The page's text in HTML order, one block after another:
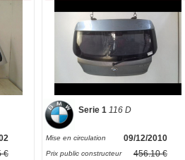
€
Serie 1 116 D
Mise en circulation 09/12/2010
Prix public constructeur 456.10 €